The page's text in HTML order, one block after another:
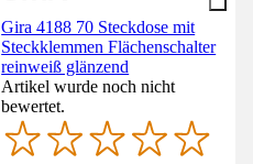
Gira 4188 70 Steckdose mit
Steckklemmen Flächenschalter
reinweiß glänzend
Artikel wurde noch nicht
bewertet.